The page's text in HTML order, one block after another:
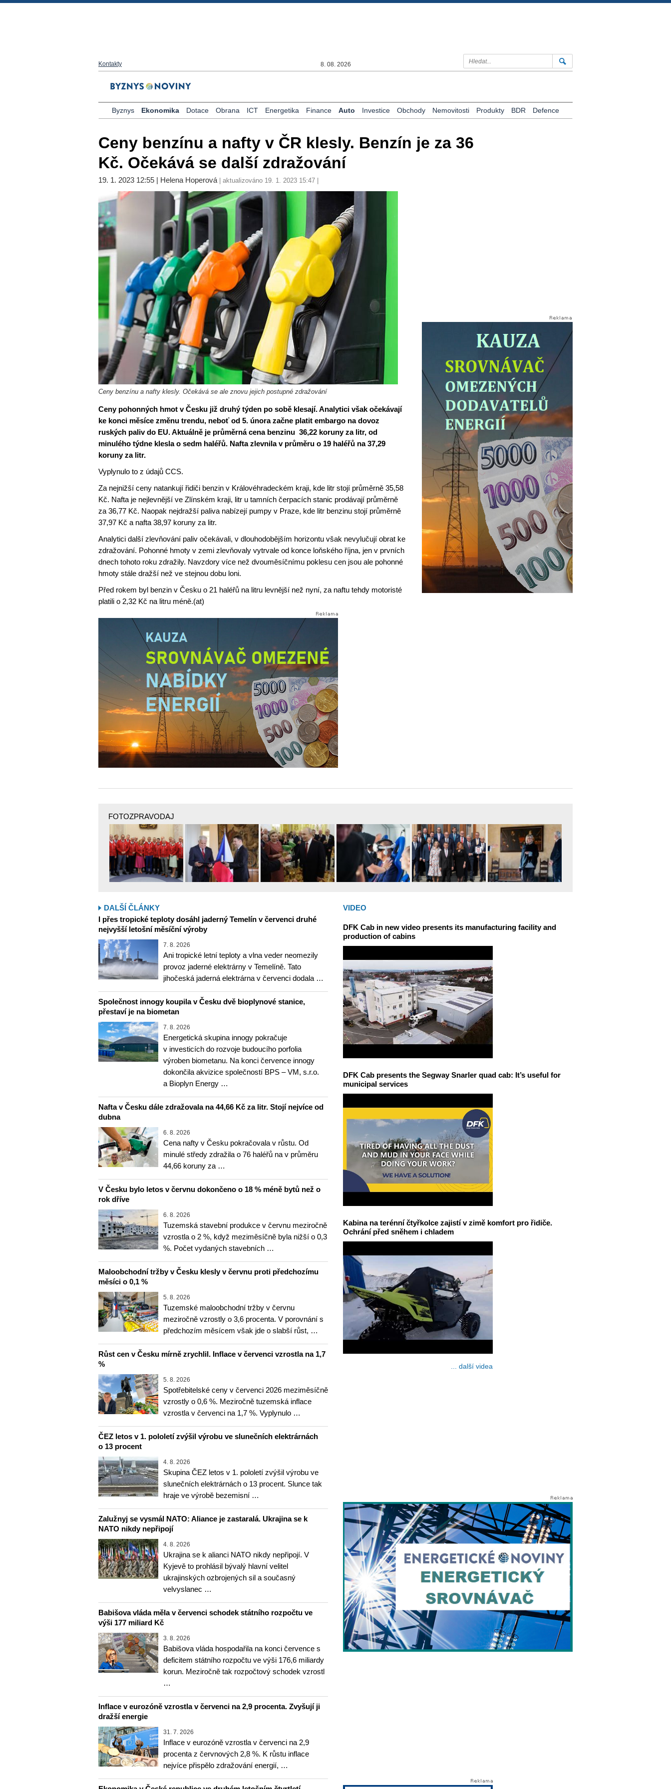
Kontakty 8. 08. 2026
Byznys Ekonomika Dotace Obrana ICT Energetika Finance Auto Investice Obchody Nemovitosti Produkty BDR Defence
Ceny benzínu a nafty v ČR klesly. Benzín je za 36
Kč. Očekává se další zdražování
19. 1. 2023 12:55 | Helena Hoperová| aktualizováno 19. 1. 2023 15:47 |
Ceny benzínu a nafty klesly. Očekává se ale znovu jejich postupné zdražování
Ceny pohonných hmot v Česku již druhý týden po sobě klesají. Analytici však očekávají
ke konci měsíce změnu trendu, neboť od 5. února začne platit embargo na dovoz
ruských paliv do EU. Aktuálně je průměrná cena benzinu 36,22 koruny za litr, od
minulého týdne klesla o sedm haléřů. Nafta zlevnila v průměru o 19 haléřů na 37,29
koruny za litr.
Vyplynulo to z údajů CCS.
Za nejnižší ceny natankují řidiči benzin v Královéhradeckém kraji, kde litr stojí průměrně 35,58
Kč. Nafta je nejlevnější ve Zlínském kraji, litr u tamních čerpacích stanic prodávají průměrně
za 36,77 Kč. Naopak nejdražší paliva nabízejí pumpy v Praze, kde litr benzinu stojí průměrně
37,97 Kč a nafta 38,97 koruny za litr.
Analytici další zlevňování paliv očekávali, v dlouhodobějším horizontu však nevylučují obrat ke
zdražování. Pohonné hmoty v zemi zlevňovaly vytrvale od konce loňského října, jen v prvních
dnech tohoto roku zdražily. Navzdory více než dvouměsíčnímu poklesu cen jsou ale pohonné
hmoty stále dražší než ve stejnou dobu loni.
Před rokem byl benzin v Česku o 21 haléřů na litru levnější než nyní, za naftu tehdy motoristé
platili o 2,32 Kč na litru méně.(at)
FOTOZPRAVODAJ
DALŠÍ ČLÁNKY
I přes tropické teploty dosáhl jaderný Temelín v červenci druhé
nejvyšší letošní měsíční výroby
7. 8. 2026
Ani tropické letní teploty a vlna veder neomezily
provoz jaderné elektrárny v Temelíně. Tato
jihočeská jaderná elektrárna v červenci dodala …
Společnost innogy koupila v Česku dvě bioplynové stanice,
přestaví je na biometan
7. 8. 2026
Energetická skupina innogy pokračuje
v investicích do rozvoje budoucího porfolia
výroben biometanu. Na konci července innogy
dokončila akvizice společností BPS – VM, s.r.o.
a Bioplyn Energy …
Nafta v Česku dále zdražovala na 44,66 Kč za litr. Stojí nejvíce od
dubna
6. 8. 2026
Cena nafty v Česku pokračovala v růstu. Od
minulé středy zdražila o 76 haléřů na v průměru
44,66 koruny za …
V Česku bylo letos v červnu dokončeno o 18 % méně bytů než o
rok dříve
6. 8. 2026
Tuzemská stavební produkce v červnu meziročně
vzrostla o 2 %, když meziměsíčně byla nižší o 0,3
%. Počet vydaných stavebních …
Maloobchodní tržby v Česku klesly v červnu proti předchozímu
měsíci o 0,1 %
5. 8. 2026
Tuzemské maloobchodní tržby v červnu
meziročně vzrostly o 3,6 procenta. V porovnání s
předchozím měsícem však jde o slabší růst, …
Růst cen v Česku mírně zrychlil. Inflace v červenci vzrostla na 1,7
%
5. 8. 2026
Spotřebitelské ceny v červenci 2026 meziměsíčně
vzrostly o 0,6 %. Meziročně tuzemská inflace
vzrostla v červenci na 1,7 %. Vyplynulo …
ČEZ letos v 1. pololetí zvýšil výrobu ve slunečních elektrárnách
o 13 procent
4. 8. 2026
Skupina ČEZ letos v 1. pololetí zvýšil výrobu ve
slunečních elektrárnách o 13 procent. Slunce tak
hraje ve výrobě bezemisní …
Zalužnyj se vysmál NATO: Aliance je zastaralá. Ukrajina se k
NATO nikdy nepřipojí
4. 8. 2026
Ukrajina se k alianci NATO nikdy nepřipojí. V
Kyjevě to prohlásil bývalý hlavní velitel
ukrajinských ozbrojených sil a současný
velvyslanec …
Babišova vláda měla v červenci schodek státního rozpočtu ve
výši 177 miliard Kč
3. 8. 2026
Babišova vláda hospodařila na konci července s
deficitem státního rozpočtu ve výši 176,6 miliardy
korun. Meziročně tak rozpočtový schodek vzrostl
…
Inflace v eurozóně vzrostla v červenci na 2,9 procenta. Zvyšují ji
dražší energie
31. 7. 2026
Inflace v eurozóně vzrostla v červenci na 2,9
procenta z červnových 2,8 %. K růstu inflace
nejvíce přispělo zdražování energií, …
VIDEO
DFK Cab in new video presents its manufacturing facility and
production of cabins
DFK Cab presents the Segway Snarler quad cab: It’s useful for
municipal services
Kabina na terénní čtyřkolce zajistí v zimě komfort pro řidiče.
Ochrání před sněhem i chladem
... další videa